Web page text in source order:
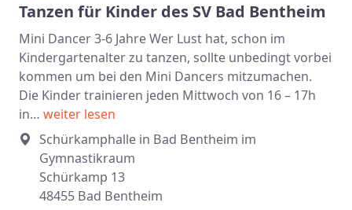
Tanzen für Kinder des SV Bad Bentheim
Mini Dancer 3-6 Jahre Wer Lust hat, schon im
Kindergartenalter zu tanzen, sollte unbedingt vorbei
kommen um bei den Mini Dancers mitzumachen.
Die Kinder trainieren jeden Mittwoch von 16 – 17h
in… weiter lesen
Schürkamphalle in Bad Bentheim im
Gymnastikraum
Schürkamp 13
48455 Bad Bentheim